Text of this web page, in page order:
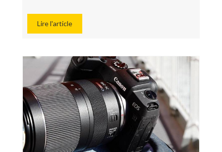
Lire l'article